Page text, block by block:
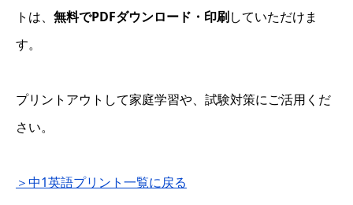
トは、 無料でPDFダウンロード・印刷していただけま
す。
プリントアウトして家庭学習や、試験対策にご活用くだ
さい。
＞中1英語プリント一覧に戻る